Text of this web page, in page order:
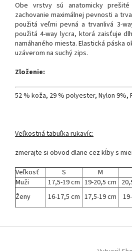
Obe vrstvy sú anatomicky
zachovanie maximálnej pevnosti a
použitá veľmi pevná a trvanlivá 3-
použitá 4-way lycra, ktorá zaisťuje
namáhaného miesta. Elastická páska
uzáverom na suchý zips.
Zloženie:
52 % koža, 29 % polyester, Nylon 9%,
Veľkostná tabuľka rukavíc:
zmerajte si obvod dlane cez kĺby s
Veľkosť
S M
Muži
17,5-19 cm 19-20,5 cm
Ženy
16-17,5 cm 17,5-19 cm